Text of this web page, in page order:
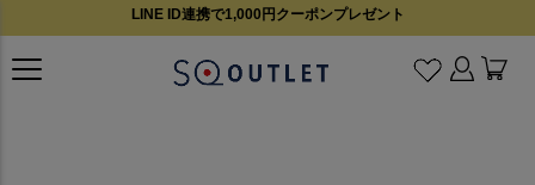
LINE ID連携で1,000円クーポンプレゼント